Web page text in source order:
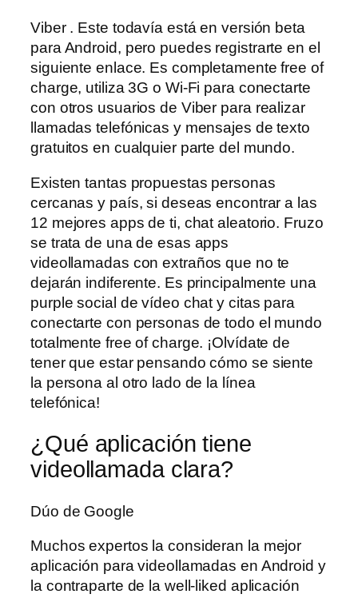
Viber . Este todavía está en versión beta
para Android, pero puedes registrarte en el
siguiente enlace. Es completamente free of
charge, utiliza 3G o Wi-Fi para conectarte
con otros usuarios de Viber para realizar
llamadas telefónicas y mensajes de texto
gratuitos en cualquier parte del mundo.
Existen tantas propuestas personas
cercanas y país, si deseas encontrar a las
12 mejores apps de ti, chat aleatorio. Fruzo
se trata de una de esas apps
videollamadas con extraños que no te
dejarán indiferente. Es principalmente una
purple social de vídeo chat y citas para
conectarte con personas de todo el mundo
totalmente free of charge. ¡Olvídate de
tener que estar pensando cómo se siente
la persona al otro lado de la línea
telefónica!
¿Qué aplicación tiene
videollamada clara?
Dúo de Google
Muchos expertos la consideran la mejor
aplicación para videollamadas en Android y
la contraparte de la well-liked aplicación